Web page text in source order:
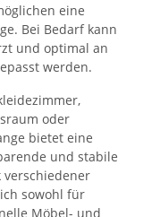
eine
Bei Bedarf kann
und optimal an
werden.
oder
bietet eine
und stabile
verschiedener
sowohl für
Möbel- und